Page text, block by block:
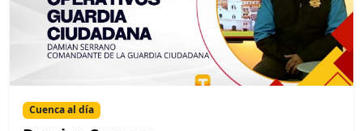
Cuenca al día